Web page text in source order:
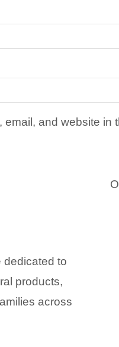
email, and website in
dedicated to
products,
across